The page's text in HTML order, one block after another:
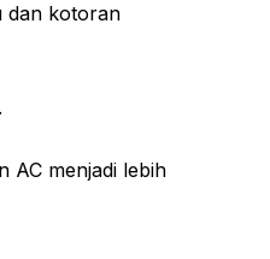
dan kotoran
AC menjadi lebih